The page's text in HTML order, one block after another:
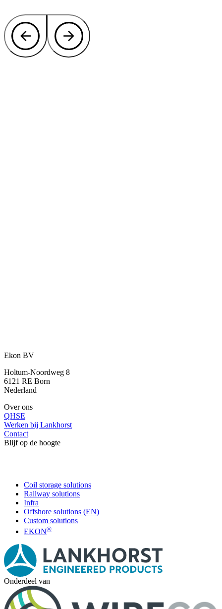
Ekon BV
Holtum-Noordweg 8
6121 RE Born
Nederland
Over ons
QHSE
Werken bij Lankhorst
Contact
Blijf op de hoogte
Coil storage solutions
Railway solutions
Infra
Offshore solutions (EN)
Custom solutions
EKON®
Onderdeel van